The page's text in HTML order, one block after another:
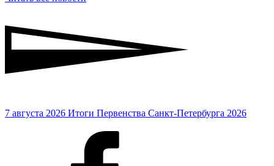
7 августа 2026 Итоги Первенства Санкт-Петербурга 2026